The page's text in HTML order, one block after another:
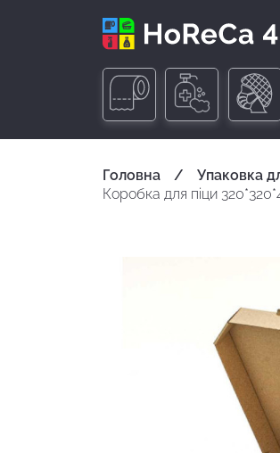
Головна Упаковка
Коробка для піци